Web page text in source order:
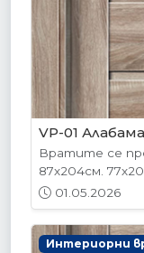
VP-01 Алабама
Вратите се
87х204см.
01.05.2026
Интериорни